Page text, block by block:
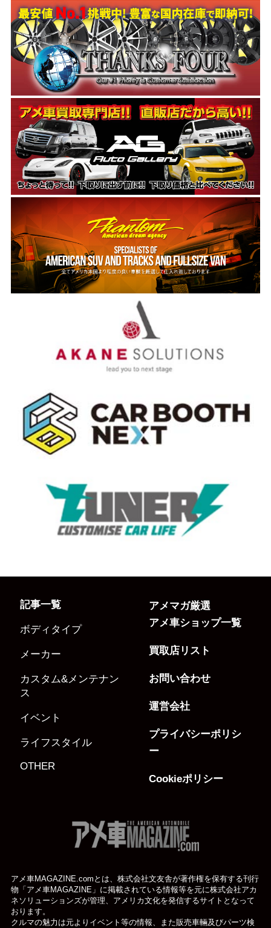
記事一覧
ボディタイプ
メーカー
カスタム&メンテナン
ス
イベント
ライフスタイル
OTHER
アメマガ厳選
アメ車ショップ一覧
買取店リスト
お問い合わせ
運営会社
プライバシーポリシ
ー
Cookieポリシー
アメ車MAGAZINE.comとは、株式会社文友舎が著作権を保有する刊行
物「アメ車MAGAZINE」に掲載されている情報等を元に株式会社アカ
ネソリューションズが管理、アメリカ文化を発信するサイトとなって
おります。
クルマの魅力は元よりイベント等の情報、また販売車輛及びパーツ検